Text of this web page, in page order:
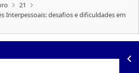
21
Interpessoais: desafios e dificuldades em